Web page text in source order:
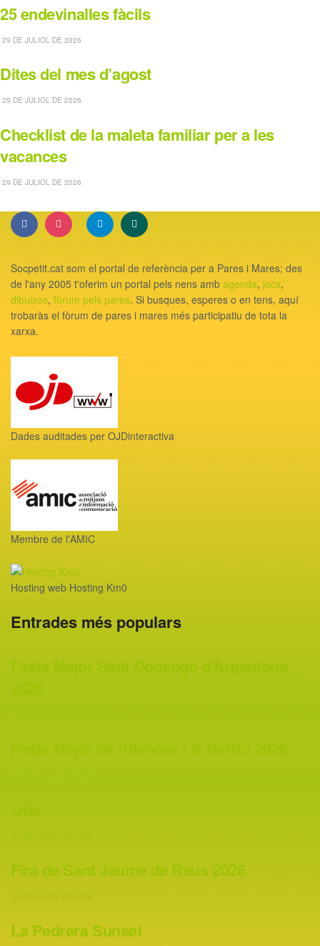
25 endevinalles fàcils
29 DE JULIOL DE 2026
Dites del mes d’agost
29 DE JULIOL DE 2026
Checklist de la maleta familiar per a les
vacances
29 DE JULIOL DE 2026
Socpetit.cat som el portal de referència per a Pares i Mares; des
de l'any 2005 t'oferim un portal pels nens amb agenda, jocs,
dibuixos, fòrum pels pares. Si busques, esperes o en tens, aquí
trobaràs el fòrum de pares i mares més participatiu de tota la
xarxa.
Dades auditades per OJDinteractiva
Membre de l'AMIC
Hosting web Hosting Km0
Entrades més populars
Fira de Sant Jaume de Reus 2026
23 DE JULIOL DE 2026
La Pedrera Sunset